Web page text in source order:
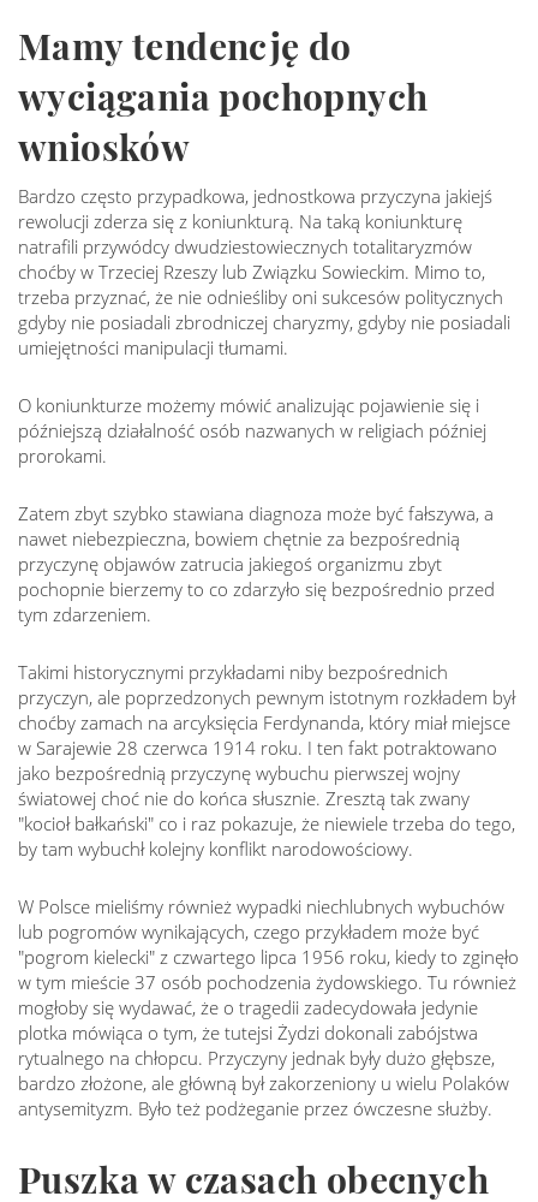
Mamy tendencję do
wyciągania pochopnych
wniosków
Bardzo często przypadkowa, jednostkowa przyczyna jakiejś
rewolucji zderza się z koniunkturą. Na taką koniunkturę
natrafili przywódcy dwudziestowiecznych totalitaryzmów
choćby w Trzeciej Rzeszy lub Związku Sowieckim. Mimo to,
trzeba przyznać, że nie odnieśliby oni sukcesów politycznych
gdyby nie posiadali zbrodniczej charyzmy, gdyby nie posiadali
umiejętności manipulacji tłumami.
O koniunkturze możemy mówić analizując pojawienie się i
późniejszą działalność osób nazwanych w religiach później
prorokami.
Zatem zbyt szybko stawiana diagnoza może być fałszywa, a
nawet niebezpieczna, bowiem chętnie za bezpośrednią
przyczynę objawów zatrucia jakiegoś organizmu zbyt
pochopnie bierzemy to co zdarzyło się bezpośrednio przed
tym zdarzeniem.
Takimi historycznymi przykładami niby bezpośrednich
przyczyn, ale poprzedzonych pewnym istotnym rozkładem był
choćby zamach na arcyksięcia Ferdynanda, który miał miejsce
w Sarajewie 28 czerwca 1914 roku. I ten fakt potraktowano
jako bezpośrednią przyczynę wybuchu pierwszej wojny
światowej choć nie do końca słusznie. Zresztą tak zwany
"kocioł bałkański" co i raz pokazuje, że niewiele trzeba do tego,
by tam wybuchł kolejny konflikt narodowościowy.
W Polsce mieliśmy również wypadki niechlubnych wybuchów
lub pogromów wynikających, czego przykładem może być
"pogrom kielecki" z czwartego lipca 1956 roku, kiedy to zginęło
w tym mieście 37 osób pochodzenia żydowskiego. Tu również
mogłoby się wydawać, że o tragedii zadecydowała jedynie
plotka mówiąca o tym, że tutejsi Żydzi dokonali zabójstwa
rytualnego na chłopcu. Przyczyny jednak były dużo głębsze,
bardzo złożone, ale główną był zakorzeniony u wielu Polaków
antysemityzm. Było też podżeganie przez ówczesne służby.
Puszka w czasach obecnych